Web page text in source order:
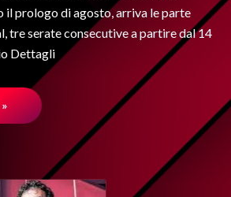
il prologo di agosto, arriva le parte
tre serate consecutive a partire dal 14
Dettagli